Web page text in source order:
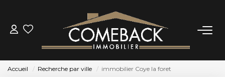
ACHETER
Accueil Recherche par ville immobilier Coye la foret